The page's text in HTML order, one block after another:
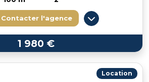
Contacter l'agence
1 980 €
Location